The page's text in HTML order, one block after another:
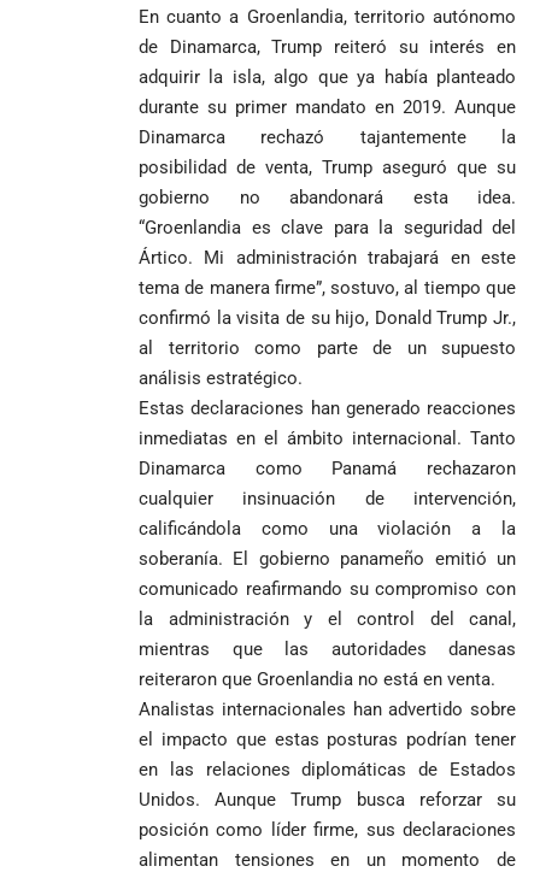
En cuanto a Groenlandia, territorio autónomo
de Dinamarca, Trump reiteró su interés en
adquirir la isla, algo que ya había planteado
durante su primer mandato en 2019. Aunque
Dinamarca rechazó tajantemente la
posibilidad de venta, Trump aseguró que su
gobierno no abandonará esta idea.
“Groenlandia es clave para la seguridad del
Ártico. Mi administración trabajará en este
tema de manera firme”, sostuvo, al tiempo que
confirmó la visita de su hijo, Donald Trump Jr.,
al territorio como parte de un supuesto
análisis estratégico.
Estas declaraciones han generado reacciones
inmediatas en el ámbito internacional. Tanto
Dinamarca como Panamá rechazaron
cualquier insinuación de intervención,
calificándola como una violación a la
soberanía. El gobierno panameño emitió un
comunicado reafirmando su compromiso con
la administración y el control del canal,
mientras que las autoridades danesas
reiteraron que Groenlandia no está en venta.
Analistas internacionales han advertido sobre
el impacto que estas posturas podrían tener
en las relaciones diplomáticas de Estados
Unidos. Aunque Trump busca reforzar su
posición como líder firme, sus declaraciones
alimentan tensiones en un momento de
beneficios a
criminales
la salud en
Colombia